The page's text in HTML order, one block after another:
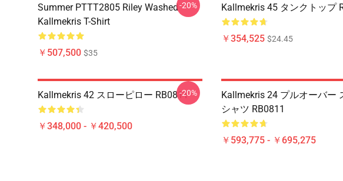
Summer PTTT2805 Riley Washed
Kallmekris T-Shirt
￥507,500 $35
-20% Kallmekris 45 タンクトップ
￥354,525 $24.45
Kallmekris 42 スローピロー RB0811
￥348,000 - ￥420,500
-20%
Kallmekris 24 プルオーバー
シャツ RB0811
￥593,775 - ￥695,275